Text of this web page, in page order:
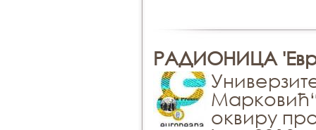
РАДИОНИЦА
оквиру